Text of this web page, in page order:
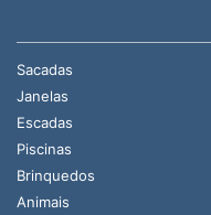
Sacadas
Janelas
Escadas
Piscinas
Brinquedos
Animais